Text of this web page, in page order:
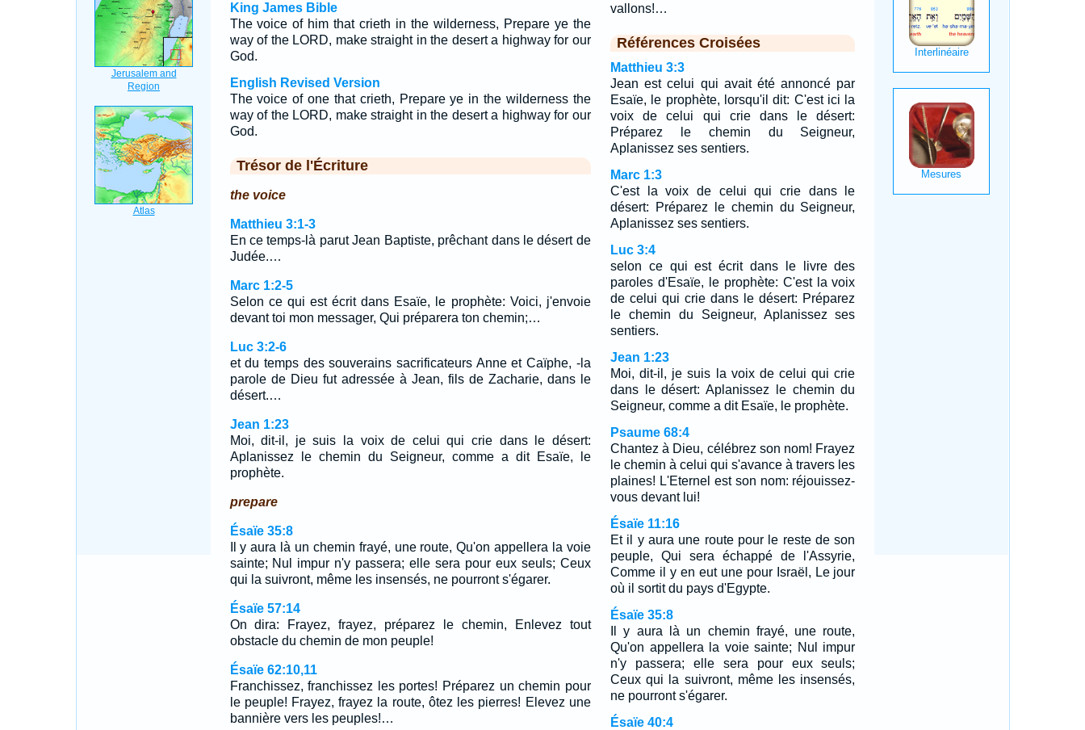
King James Bible
The voice of him that crieth in the wilderness, Prepare ye the
way of the LORD, make straight in the desert a highway for our
God.
English Revised Version
The voice of one that crieth, Prepare ye in the wilderness the
way of the LORD, make straight in the desert a highway for our
God.
Trésor de l'Écriture
the voice
Matthieu 3:1-3
En ce temps-là parut Jean Baptiste, prêchant dans le désert de
Judée.…
Marc 1:2-5
Selon ce qui est écrit dans Esaïe, le prophète: Voici, j'envoie
devant toi mon messager, Qui préparera ton chemin;…
Luc 3:2-6
et du temps des souverains sacrificateurs Anne et Caïphe, -la
parole de Dieu fut adressée à Jean, fils de Zacharie, dans le
désert.…
Jean 1:23
Moi, dit-il, je suis la voix de celui qui crie dans le désert:
Aplanissez le chemin du Seigneur, comme a dit Esaïe, le
prophète.
prepare
Ésaïe 35:8
Il y aura là un chemin frayé, une route, Qu'on appellera la voie
sainte; Nul impur n'y passera; elle sera pour eux seuls; Ceux
qui la suivront, même les insensés, ne pourront s'égarer.
Ésaïe 57:14
On dira: Frayez, frayez, préparez le chemin, Enlevez tout
obstacle du chemin de mon peuple!
Ésaïe 62:10,11
Franchissez, franchissez les portes! Préparez un chemin pour
le peuple! Frayez, frayez la route, ôtez les pierres! Elevez une
bannière vers les peuples!…
vallons!…
Références Croisées
Matthieu 3:3
Jean est celui qui avait été annoncé par
Esaïe, le prophète, lorsqu'il dit: C'est ici la
voix de celui qui crie dans le désert:
Préparez le chemin du Seigneur,
Aplanissez ses sentiers.
Marc 1:3
C'est la voix de celui qui crie dans le
désert: Préparez le chemin du Seigneur,
Aplanissez ses sentiers.
Luc 3:4
selon ce qui est écrit dans le livre des
paroles d'Esaïe, le prophète: C'est la voix
de celui qui crie dans le désert: Préparez
le chemin du Seigneur, Aplanissez ses
sentiers.
Jean 1:23
Moi, dit-il, je suis la voix de celui qui crie
dans le désert: Aplanissez le chemin du
Seigneur, comme a dit Esaïe, le prophète.
Psaume 68:4
Chantez à Dieu, célébrez son nom! Frayez
le chemin à celui qui s'avance à travers les
plaines! L'Eternel est son nom: réjouissez-
vous devant lui!
Ésaïe 11:16
Et il y aura une route pour le reste de son
peuple, Qui sera échappé de l'Assyrie,
Comme il y en eut une pour Israël, Le jour
où il sortit du pays d'Egypte.
Ésaïe 35:8
Il y aura là un chemin frayé, une route,
Qu'on appellera la voie sainte; Nul impur
n'y passera; elle sera pour eux seuls;
Ceux qui la suivront, même les insensés,
ne pourront s'égarer.
Ésaïe 40:4